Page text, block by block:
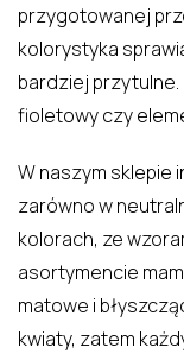
przygotowanej
kolorystyka
bardziej przytulne.
fioletowy czy
W naszym
zarówno w
kolorach, ze
asortymencie
matowe i
kwiaty, zatem